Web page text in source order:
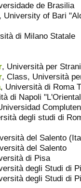
de Brasilia
, University of Bari
di Milano Statale
, Università per
, Class, Università
, Università di Roma
di Napoli
degli studi di
del Salento
del Salento
di Pisa
degli Studi di
degli Studi di